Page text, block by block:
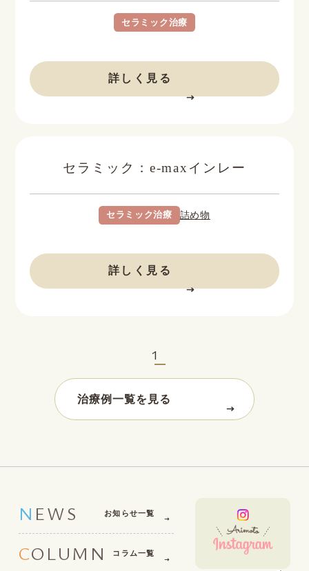
セラミック治療
詳しく見る
セラミック：e-maxインレー
セラミック治療 詰め物
詳しく見る
1
治療例一覧を見る
NEWS お知らせ一覧
COLUMN コラム一覧